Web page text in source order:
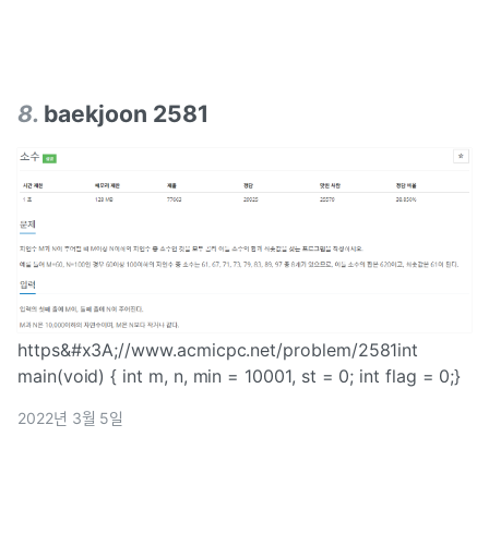
8. baekjoon 2581
https&#x3A;//www.acmicpc.net/problem/2581int
main(void) { int m, n, min = 10001, st = 0; int flag = 0;}
2022년 3월 5일